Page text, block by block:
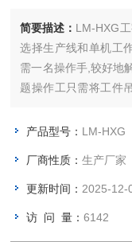
简要描述： LM-HXG
选择生产线和单机工
需一名操作手,较好地
题操作工只需将工件
可轻松实现机床操作编
产品型号： LM-HXG
厂商性质：生产厂家
更新时间： 2025-12-
访 问 量：6142